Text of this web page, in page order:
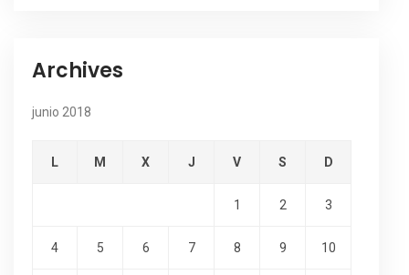
Archives
junio 2018
L M X J V S D
1 2 3
4 5 6 7 8 9 10